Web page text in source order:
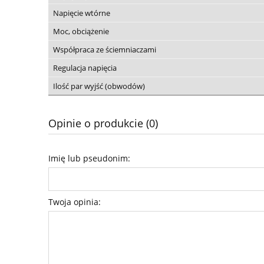
Napięcie wtórne
Moc, obciążenie
Współpraca ze ściemniaczami
Regulacja napięcia
Ilość par wyjść (obwodów)
Opinie o produkcie (0)
Imię lub pseudonim:
Twoja opinia: